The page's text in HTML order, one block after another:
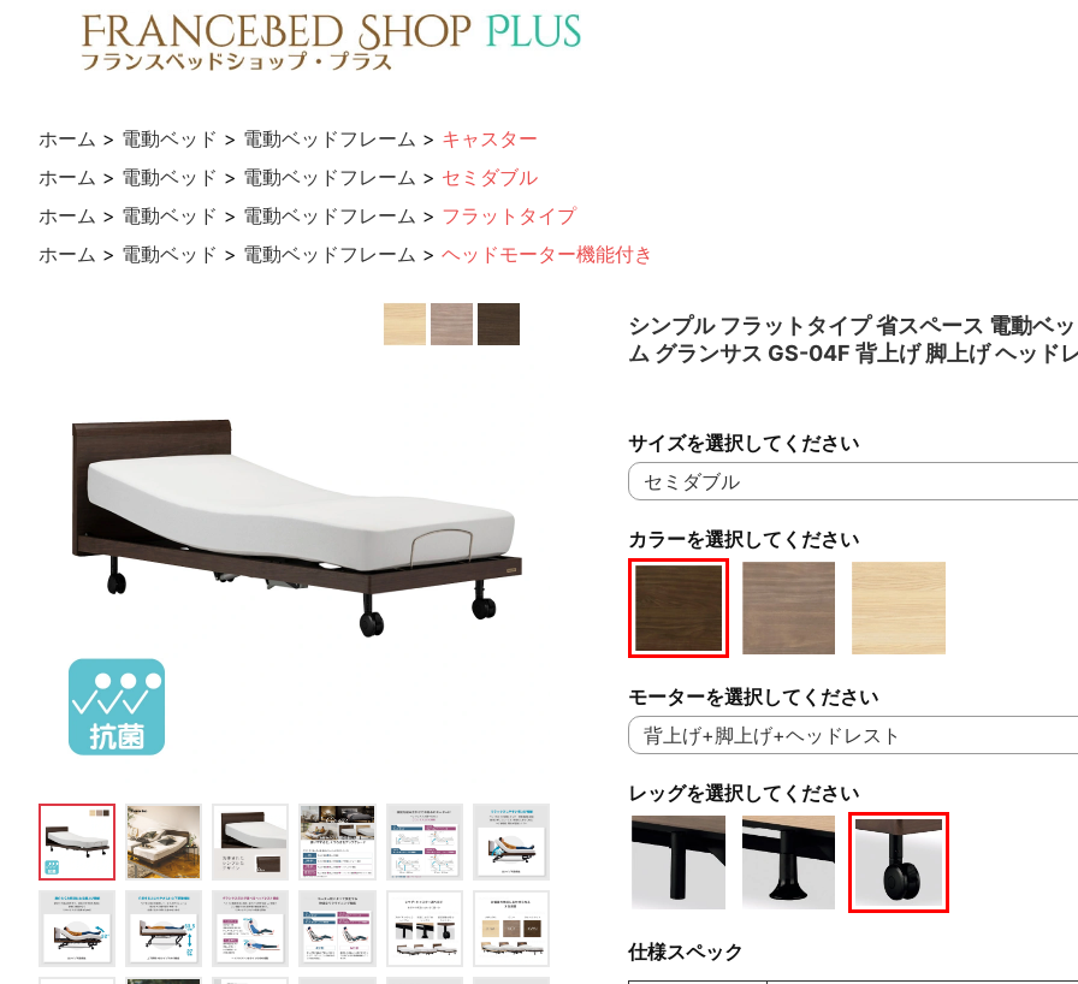
ホーム > 電動ベッド > 電動ベッドフレーム > キャスター
ホーム > 電動ベッド > 電動ベッドフレーム > セミダブル
ホーム > 電動ベッド > 電動ベッドフレーム > フラットタイプ
ホーム > 電動ベッド > 電動ベッドフレーム > ヘッドモーター機能付き
シンプル フラットタイプ 省スペース 電動ベ
ム グランサス GS-04F 背上げ 脚上げ ヘッド
カラーを選択してください
サイズを選択してください
モーターを選択してください
レッグを選択してください
仕様スペック